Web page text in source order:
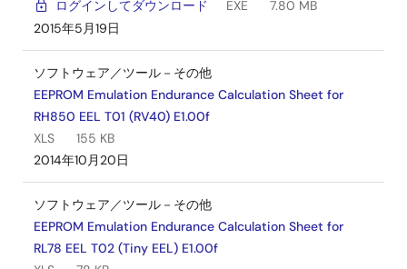
ログインしてダウンロード
EXE
7.80 MB
2015年5月19日
ソフトウェア／ツール－その他
EEPROM Emulation Endurance Calculation Sheet for
RH850 EEL T01 (RV40) E1.00f
XLS
155 KB
2014年10月20日
ソフトウェア／ツール－その他
EEPROM Emulation Endurance Calculation Sheet for
RL78 EEL T02 (Tiny EEL) E1.00f